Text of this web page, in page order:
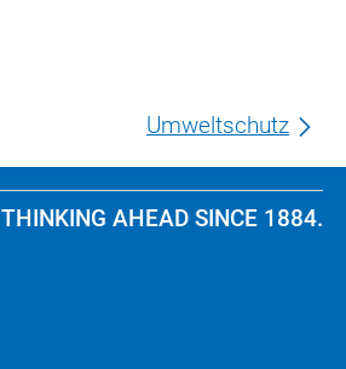
Umweltschutz
THINKING AHEAD SINCE 1884.